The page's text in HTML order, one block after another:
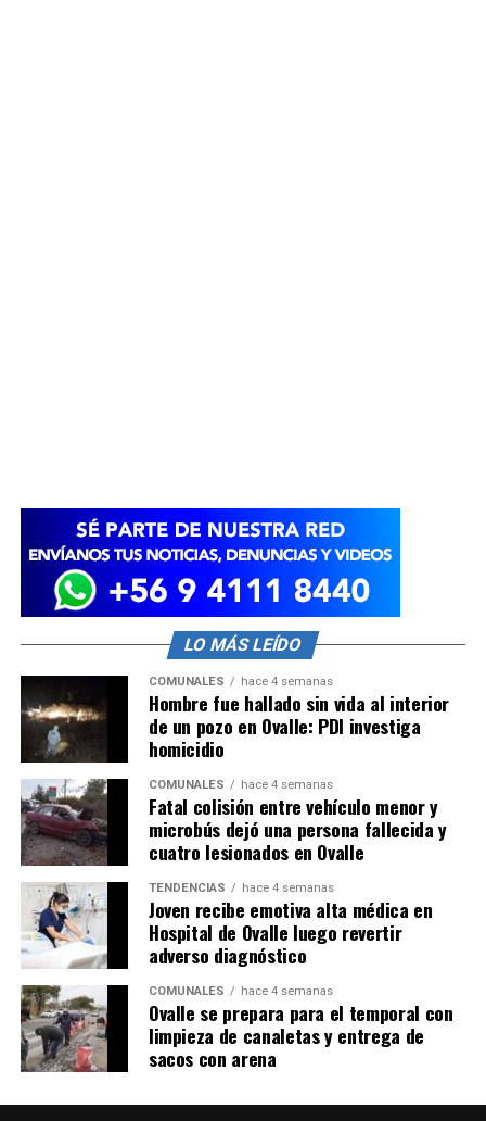
LO MÁS LEÍDO
COMUNALES hace 4 semanas
Hombre fue hallado sin vida al interior
de un pozo en Ovalle: PDI investiga
homicidio
COMUNALES hace 4 semanas
Fatal colisión entre vehículo menor y
microbús dejó una persona fallecida y
cuatro lesionados en Ovalle
TENDENCIAS hace 4 semanas
Joven recibe emotiva alta médica en
Hospital de Ovalle luego revertir
adverso diagnóstico
COMUNALES hace 4 semanas
Ovalle se prepara para el temporal con
limpieza de canaletas y entrega de
sacos con arena